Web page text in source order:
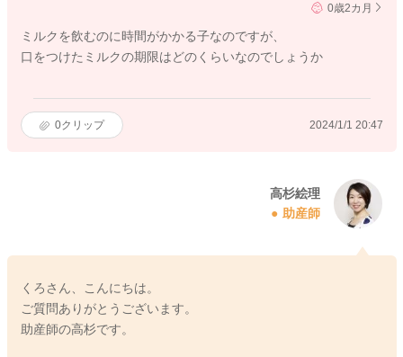
0歳2カ月
ミルクを飲むのに時間がかかる子なのですが、
口をつけたミルクの期限はどのくらいなのでしょうか
0クリップ 2024/1/1 20:47
高杉絵理
助産師
くろさん、こんにちは。
ご質問ありがとうございます。
助産師の高杉です。